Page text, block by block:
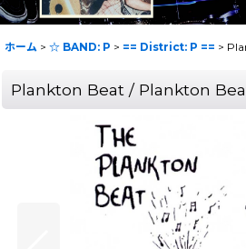
ホーム > ☆ BAND: P > == District: P == >
Plankton Beat / Plankton